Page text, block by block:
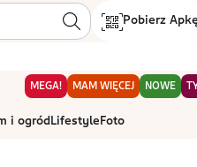
Pobierz
MEGA! MAM WIĘCEJ NOWE
i ogród Lifestyle Foto